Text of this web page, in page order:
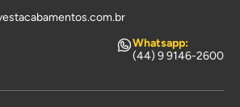
Whatsapp:
(44) 9 9146-2600